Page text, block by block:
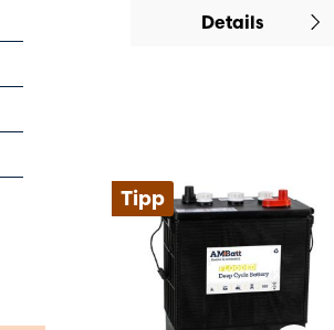
Details
Tipp